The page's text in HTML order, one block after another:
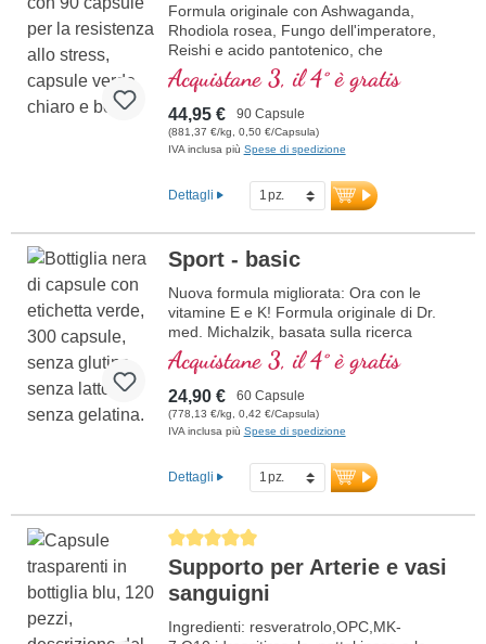
Formula originale con Ashwaganda,
Rhodiola rosea, Fungo dell'imperatore,
Reishi e acido pantotenico, che
contribuisce alla normale prestazioni
mentali. La vitamina E aiuta a proteggere
le cellule dallo stress ossidativo.
Acquistane 3, il 4° è gratis
44,95 € 90 Capsule
(881,37 €/kg, 0,50 €/Capsula)
IVA inclusa più Spese di spedizione
Dettagli
Sport - basic
Nuova formula migliorata: Ora con le
vitamine E e K! Formula originale di Dr.
med. Michalzik, basata sulla ricerca
scientifica più avanzata. Vitamine B 2, 6,
12 e acido folico in forma bioattiva.
Acquistane 3, il 4° è gratis
24,90 € 60 Capsule
(778,13 €/kg, 0,42 €/Capsula)
IVA inclusa più Spese di spedizione
Dettagli
Average rating of 5 out of 5 stars
Supporto per Arterie e vasi
sanguigni
Ingredienti: resveratrolo,OPC,MK-